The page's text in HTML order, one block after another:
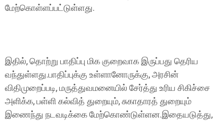
மேற்கொள்ளப்பட்டுள்ளது.
இதில், தொற்று பாதிப்பு மிக குறைவாக இருப்பது தெரிய
வந்துள்ளது.பாதிப்புக்கு உள்ளானோருக்கு, அரசின்
விதிமுறைப்படி, மருத்துவமனையில் சேர்த்து உரிய சிகிச்சை
அளிக்க, பள்ளி கல்வித் துறையும், சுகாதாரத் துறையும்
இணைந்து நடவடிக்கை மேற்கொண்டுள்ளன.இதையடுத்து,